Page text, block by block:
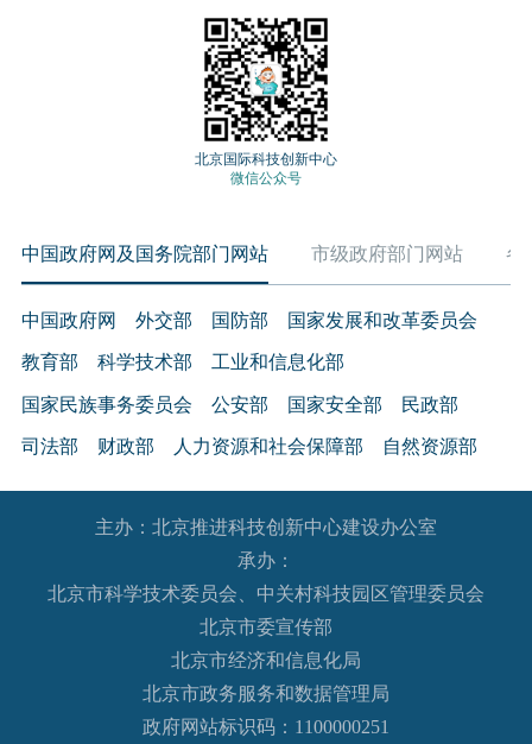
北京国际科技创新中心
微信公众号
中国政府网及国务院部门网站 市级政府部门网站 各
中国政府网 外交部 国防部 国家发展和改革委员会
教育部 科学技术部 工业和信息化部
国家民族事务委员会 公安部 国家安全部 民政部
司法部 财政部 人力资源和社会保障部 自然资源部
生态环境部 住房和城乡建设部 交通运输部 水利部
农业农村部 商务部 文化和旅游部
退役军人事务部
国家语言文字工作委员会
国家航天局 国家原子能机构
国家核安全局
主办：北京推进科技创新中心建设办公室
承办：
北京市科学技术委员会、中关村科技园区管理委员会
北京市委宣传部
北京市经济和信息化局
北京市政务服务和数据管理局
政府网站标识码：1100000251